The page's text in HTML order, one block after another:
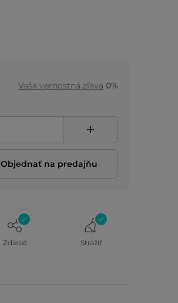
Vaša vernostná zľava 0%
Objednať na predajňu
Zdielať Strážiť